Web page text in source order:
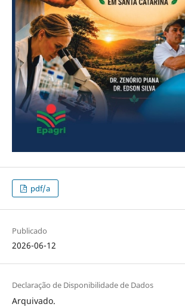
pdf/a
Publicado
2026-06-12
Declaração de Disponibilidade de Dados
Arquivado.